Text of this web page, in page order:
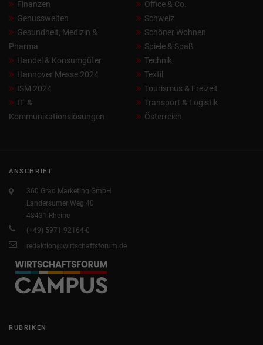
Finanzen
Genusswelten
Gesundheit, Medizin &
Pharma
Handel & Konsumgüter
Hannover Messe 2024
ISM 2024
IT- &
Kommunikationslösungen
Office & Co.
Schweiz
Schöner Wohnen
Spiele & Spaß
Technik
Textil
Tourismus & Freizeit
Transport & Logistik
Österreich
ANSCHRIFT
360 Grad Marketing GmbH
Landersumer Weg 40
48431 Rheine
(+49) 5971 92164-0
redaktion@wirtschaftsforum.de
RUBRIKEN